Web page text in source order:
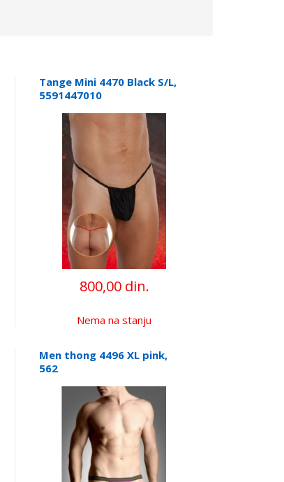
Tange Mini 4470 Black S/L,
5591447010
800,00 din.
Nema na stanju
Men thong 4496 XL pink,
562